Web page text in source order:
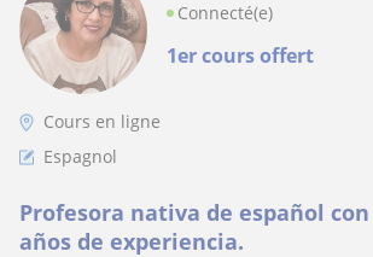
1er cours offert
Connecté(e)
Cours en ligne
Espagnol
Profesora nativa de español con
años de experiencia.